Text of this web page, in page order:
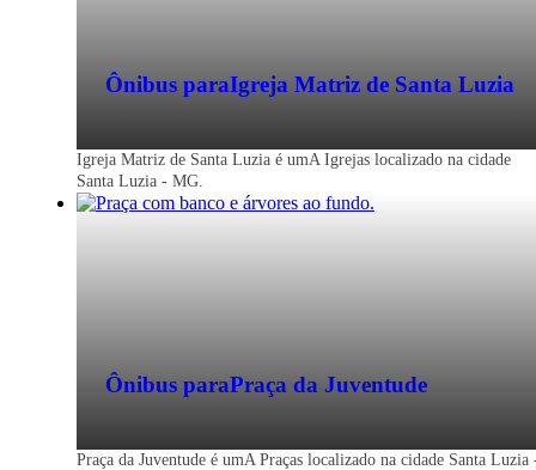
Ônibus paraIgreja Matriz de Santa Luzia
Igreja Matriz de Santa Luzia é umA Igrejas localizado na cidade
Santa Luzia - MG.
Ônibus paraPraça da Juventude
Praça da Juventude é umA Praças localizado na cidade Santa Luzia